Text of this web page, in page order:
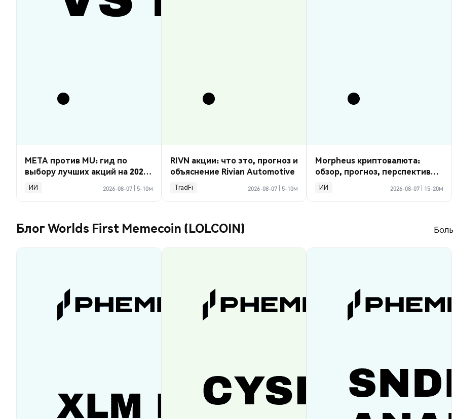
META против MU: гид по
выбору лучших акций на 2026
год
ИИ 2026-08-07 5-10м
RIVN акции: что это, прогноз и
объяснение Rivian Automotive
TradFi 2026-08-07 5-10м
Morpheus криптовалюта:
обзор, прогноз, перспективы
2026
ИИ 2026-08-07 15-20м
Блог Worlds First Memecoin (LOLCOIN)